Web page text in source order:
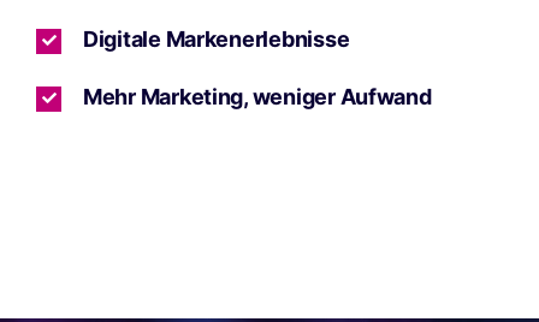
Digitale Markenerlebnisse
Mehr Marketing, weniger Aufwand